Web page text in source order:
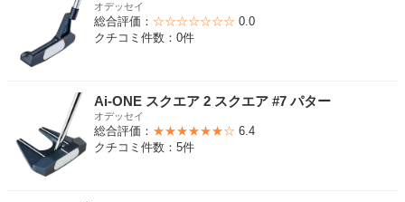
オデッセイ
総合評価： ☆☆☆☆☆☆☆ 0.0
クチコミ件数：0件
Ai-ONE スクエア 2 スクエア #7 パター
オデッセイ
総合評価： ★★★★★★☆ 6.4
クチコミ件数：5件